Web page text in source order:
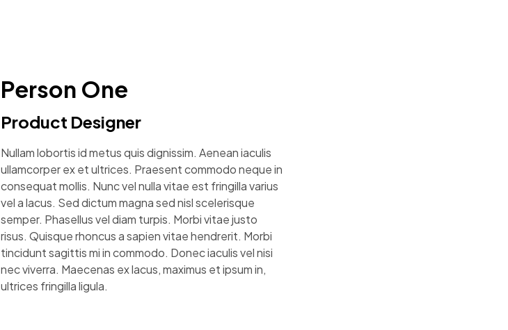
Person One
Product Designer
Nullam lobortis id metus quis dignissim. Aenean iaculis
ullamcorper ex et ultrices. Praesent commodo neque in
consequat mollis. Nunc vel nulla vitae est fringilla varius
vel a lacus. Sed dictum magna sed nisl scelerisque
semper. Phasellus vel diam turpis. Morbi vitae justo
risus. Quisque rhoncus a sapien vitae hendrerit. Morbi
tincidunt sagittis mi in commodo. Donec iaculis vel nisi
nec viverra. Maecenas ex lacus, maximus et ipsum in,
ultrices fringilla ligula.